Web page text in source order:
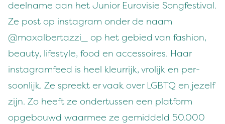
deel­name aan het Junior Euro­visie Songfes­ti­val.
Ze post op insta­gram onder de naam
@maxalbertazzi_ op het gebied van fash­ion,
beau­ty, lifestyle, food en acces­soires. Haar
insta­gram­feed is heel kleur­rijk, vrolijk en per­
soon­lijk. Ze spreekt er vaak over LGBTQ en jezelf
zijn. Zo heeft ze onder­tussen een plat­form
opge­bouwd waarmee ze gemid­deld 50.000